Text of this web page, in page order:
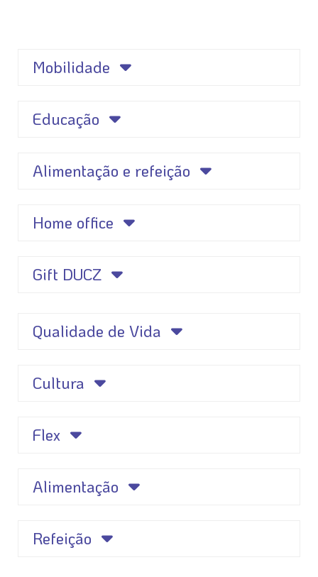
Mobilidade
Educação
Alimentação e refeição
Home office
Gift DUCZ
Qualidade de Vida
Cultura
Flex
Alimentação
Refeição